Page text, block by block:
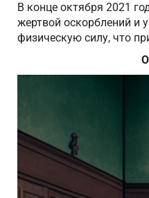
В конце октября 2021
жертвой оскорблений и
физическую силу, что